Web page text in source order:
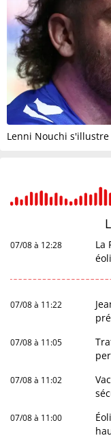
Lenni Nouchi s'illustre
07/08 à 12:28
La
07/08 à 11:22
07/08 à 11:05
07/08 à 11:02
07/08 à 11:00